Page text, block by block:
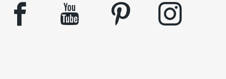
facebook youtube pinterest instagram